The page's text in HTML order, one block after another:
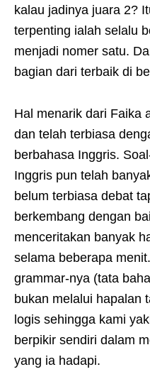
kalau jadinya juara 2?
terpenting ialah selalu
menjadi nomer satu.
bagian dari terbaik di
Hal menarik dari Faika
dan telah terbiasa
berbahasa Inggris.
Inggris pun telah
belum terbiasa debat
berkembang dengan
menceritakan banyak
selama beberapa
grammar-nya (tata
bukan melalui hapalan
logis sehingga kami
berpikir sendiri dalam
yang ia hadapi.